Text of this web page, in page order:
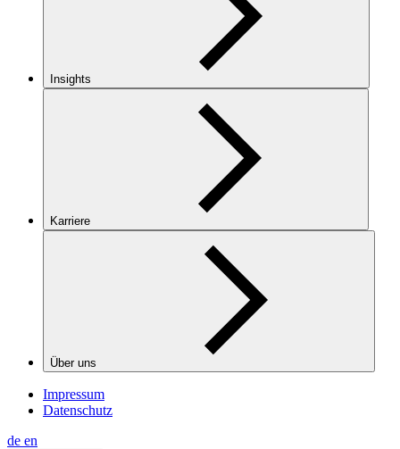
Insights
Karriere
Über uns
Impressum
Datenschutz
de en